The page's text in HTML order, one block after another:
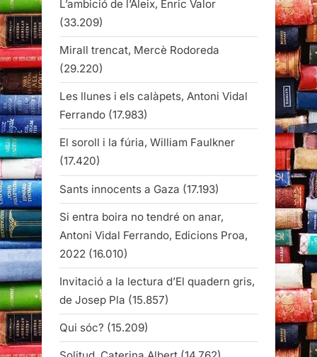
L’ambició de l’Aleix, Enric Valor
(33.209)
Mirall trencat, Mercè Rodoreda
(29.220)
Les llunes i els calàpets, Antoni Vidal
Ferrando (17.983)
El soroll i la fúria, William Faulkner
(17.420)
Sants innocents a Gaza (17.193)
Si entra boira no tendré on anar,
Antoni Vidal Ferrando, Edicions Proa,
2022 (16.010)
Invitació a la lectura d’El quadern gris,
de Josep Pla (15.857)
Qui sóc? (15.209)